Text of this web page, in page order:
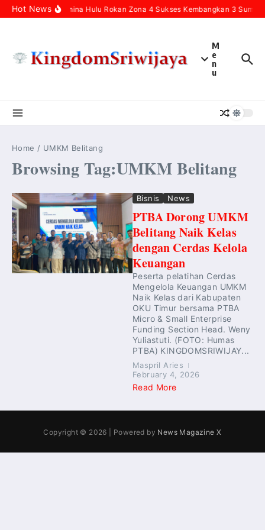
Skip to content
Hot NewsPertamina Hulu Rokan Zona 4 Sukses Kembangkan 3
M
e
n
u
Home / UMKM Belitang
Browsing Tag:UMKM Belitang
Bisnis News
PTBA Dorong UMKM
Belitang Naik Kelas
dengan Cerdas Kelola
Keuangan
Peserta pelatihan Cerdas
Mengelola Keuangan UMKM
Naik Kelas dari Kabupaten
OKU Timur bersama PTBA
Micro & Small Enterprise
Funding Section Head. Weny
Yuliastuti. (FOTO: Humas
PTBA) KINGDOMSRIWIJAY...
Maspril Aries
February 4, 2026
Read More
Copyright © 2026 | Powered by News Magazine X